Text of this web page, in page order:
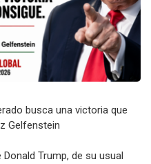
busca una victoria que
Gelfenstein
Trump, de su usual